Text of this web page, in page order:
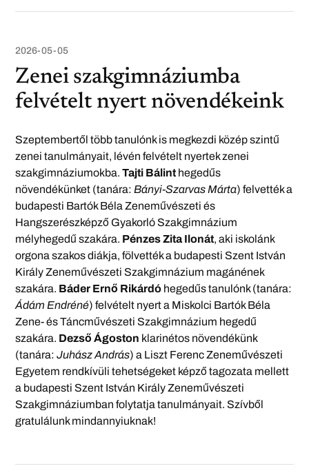
2026-05-05
Zenei szakgimnáziumba
felvételt nyert növendékeink
Szeptembertől több tanulónk is megkezdi közép szintű
zenei tanulmányait, lévén felvételt nyertek zenei
szakgimnáziumokba.Tajti Bálint hegedűs
növendékünket (tanára: Bányi-Szarvas Márta) felvették a
budapesti Bartók Béla Zeneművészeti és
Hangszerészképző Gyakorló Szakgimnázium
mélyhegedű szakára. Pénzes Zita Ilonát, aki iskolánk
orgona szakos diákja, fölvették a budapesti Szent István
Király Zeneművészeti Szakgimnázium magánének
szakára. Báder Ernő Rikárdó hegedűs tanulónk (tanára:
Ádám Endréné) felvételt nyert a Miskolci Bartók Béla
Zene- és Táncművészeti Szakgimnázium hegedű
szakára. Dezső Ágoston klarinétos növendékünk
(tanára:Juhász András) a Liszt Ferenc Zeneművészeti
Egyetem rendkívüli tehetségeket képző tagozata mellett
a budapesti Szent István Király Zeneművészeti
Szakgimnáziumban folytatja tanulmányait. Szívből
gratulálunk mindannyiuknak!